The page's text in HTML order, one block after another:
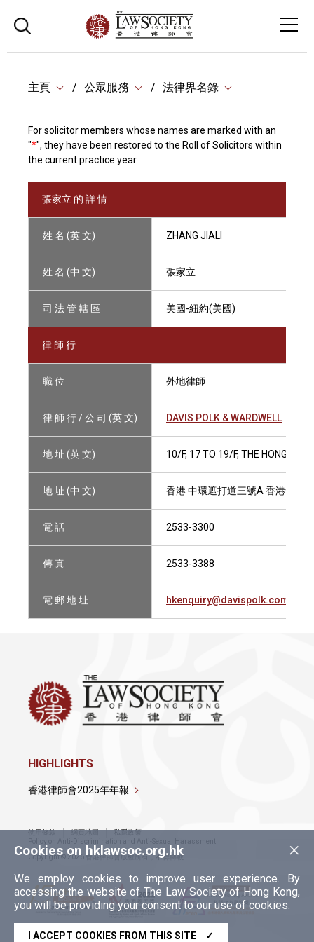
主頁 公眾服務 法律界名錄
For solicitor members whose names are marked with an
"*", they have been restored to the Roll of Solicitors within
the current practice year.
張家立 的 詳 情
姓 名 (英 文) ZHANG JIALI
姓 名 (中 文) 張家立
司 法 管 轄 區 美國-紐約(美國)
律 師 行
職 位 外地律師
律 師 行 / 公 司 (英 文) DAVIS POLK & WARDWELL
地 址 (英 文) 10/F, 17 TO 19/F, THE HONG
地 址 (中 文) 香港 中環遮打道三號A 香港會所
電 話 2533-3300
傳 真 2533-3388
電 郵 地 址 hkenquiry@davispolk.com
×
Cookies on hklawsoc.org.hk
We employ cookies to improve user experience. By
accessing the website of The Law Society of Hong Kong,
you will be providing your consent to our use of cookies.
I ACCEPT COOKIES FROM THIS SITE ✓
HIGHLIGHTS
香港律師會2025年年報
使用條款 網頁地圖
私隱政策
Policy on Anti-Discrimination and Anti-Sexual Harassment
Copyright © 2026 香港律師會版權所有，不得轉載